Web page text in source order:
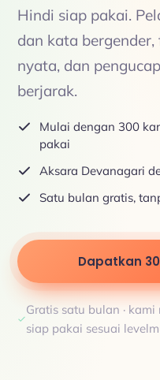
Hindi siap pakai.
dan kata
nyata, dan
berjarak.
Mulai dengan 300
pakai
Aksara Devanagari
Satu bulan gratis,
Dapatkan
Gratis satu bulan ·
siap pakai sesuai